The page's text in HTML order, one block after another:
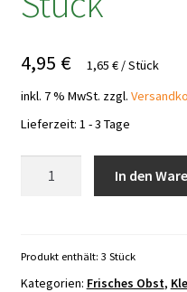
4,95 € 1,65€ /Stück
inkl. 7 % MwSt. zzgl.
Lieferzeit: 1 - 3 Tage
3
Stück
In den
Produkt enthält: 3 Stück
Kategorien: Frisches Obst,